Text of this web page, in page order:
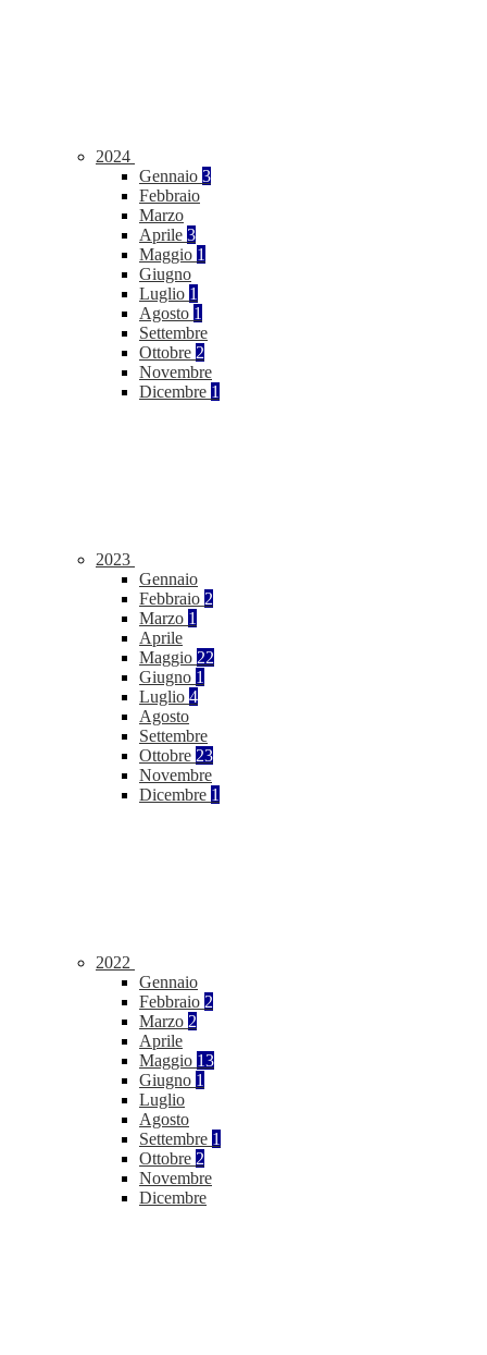
2024
Gennaio 3
Febbraio
Marzo
Aprile 3
Maggio 1
Giugno
Luglio 1
Agosto 1
Settembre
Ottobre 2
Novembre
Dicembre 1
2023
Gennaio
Febbraio 2
Marzo 1
Aprile
Maggio 22
Giugno 1
Luglio 4
Agosto
Settembre
Ottobre 23
Novembre
Dicembre 1
2022
Gennaio
Febbraio 2
Marzo 2
Aprile
Maggio 13
Giugno 1
Luglio
Agosto
Settembre 1
Ottobre 2
Novembre
Dicembre